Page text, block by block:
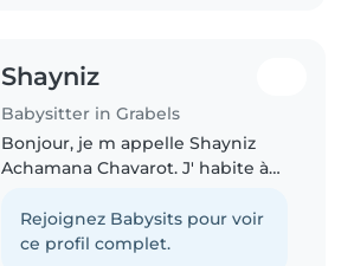
Shayniz
Babysitter in Grabels
Bonjour, je m appelle Shayniz
Achamana Chavarot. J' habite à
Grabels. J ai actuellement 16 ans
et je suis élève au lycée Turgot
Rejoignez Babysits pour voir
ce profil complet.